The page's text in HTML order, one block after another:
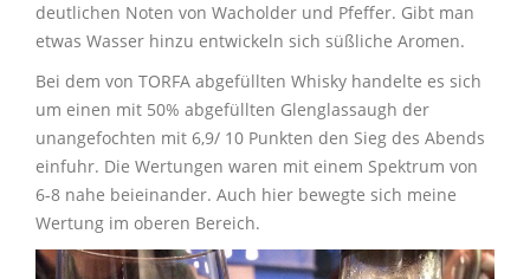
deutlichen Noten von Wacholder und Pfeffer. Gibt man
etwas Wasser hinzu entwickeln sich süßliche Aromen.
Bei dem von TORFA abgefüllten Whisky handelte es sich
um einen mit 50% abgefüllten Glenglassaugh der
unangefochten mit 6,9/ 10 Punkten den Sieg des Abends
einfuhr. Die Wertungen waren mit einem Spektrum von
6-8 nahe beieinander. Auch hier bewegte sich meine
Wertung im oberen Bereich.